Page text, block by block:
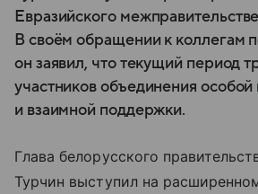
Евразийского
В своём обращении к коллегам
он заявил, что текущий период
участников объединения
и взаимной поддержки.
Глава белорусского
Турчин выступил на